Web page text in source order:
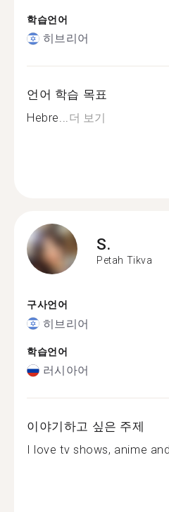
학습언어
히브리어
언어 학습 목표
Hebre...더 보기
S.
Petah Tikva
구사언어
히브리어
학습언어
러시아어
이야기하고 싶은 주제
I love tv shows, anime